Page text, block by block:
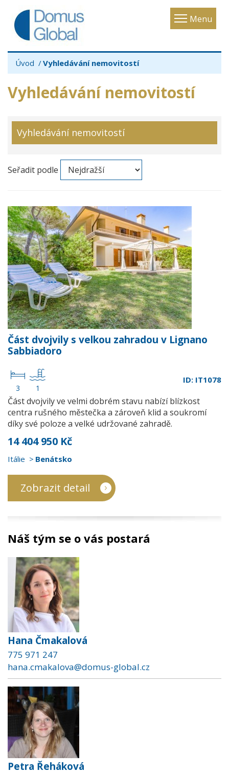
Menu
Toggle
Úvod Vyhledávání nemovitostí
Vyhledávání nemovitostí
Vyhledávání nemovitostí
Seřadit podle
Část dvojvily s velkou zahradou v Lignano
Sabbiadoro
3 1
ID: IT1078
Část dvojvily ve velmi dobrém stavu nabízí blízkost
centra rušného městečka a zároveň klid a soukromí
díky své poloze a velké udržované zahradě.
14 404 950 Kč
Itálie Benátsko
Zobrazit detail
Náš tým se o vás postará
Hana Čmakalová
775 971 247
hana.cmakalova@domus-global.cz
Petra Řeháková